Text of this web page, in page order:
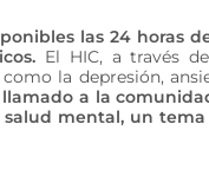
las 24 horas
El HIC, a través
la depresión,
a la
mental, un